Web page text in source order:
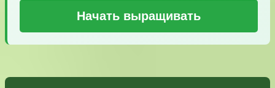
Начать выращивать